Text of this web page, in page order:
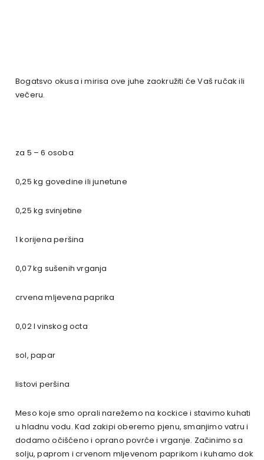
Bogatsvo okusa i mirisa ove juhe zaokružiti će Vaš ručak ili
večeru.
za 5 – 6 osoba
0,25 kg govedine ili junetune
0,25 kg svinjetine
1 korijena peršina
0,07 kg sušenih vrganja
crvena mljevena paprika
0,02 l vinskog octa
sol, papar
listovi peršina
Meso koje smo oprali narežemo na kockice i stavimo kuhati
u hladnu vodu. Kad zakipi oberemo pjenu, smanjimo vatru i
dodamo očišćeno i oprano povrće i vrganje. Začinimo sa
solju, paprom i crvenom mljevenom paprikom i kuhamo dok